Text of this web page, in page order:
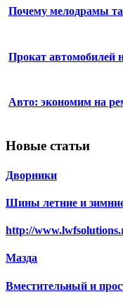
Почему мелодрамы
Прокат автомобилей
Авто: экономим на
Новые статьи
Дворники
Шины летние и зимние
http://
Мазда
Вместительный и